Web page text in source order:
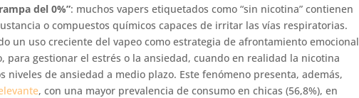
del 0%”: muchos vapers etiquetados como “sin nicotina” contienen
o compuestos químicos capaces de irritar las vías respiratorias.
un uso creciente del vapeo como estrategia de afrontamiento emocional
para gestionar el estrés o la ansiedad, cuando en realidad la nicotina
niveles de ansiedad a medio plazo. Este fenómeno presenta, además,
, con una mayor prevalencia de consumo en chicas (56,8%), en